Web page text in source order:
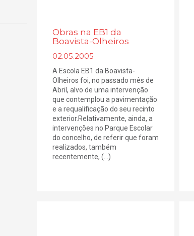
Obras na EB1 da
Boavista-Olheiros
02.05.2005
A Escola EB1 da Boavista-
Olheiros foi, no passado mês de
Abril, alvo de uma intervenção
que contemplou a pavimentação
e a requalificação do seu recinto
exterior.Relativamente, ainda, a
intervenções no Parque Escolar
do concelho, de referir que foram
realizados, também
recentemente, (...)